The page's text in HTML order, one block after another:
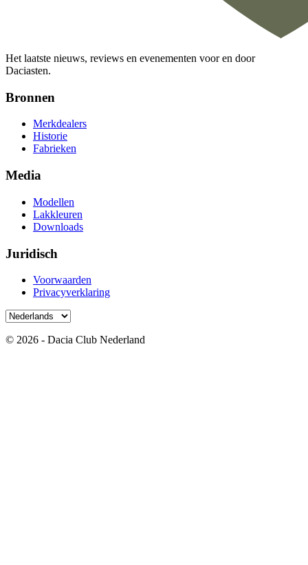
Het laatste nieuws, reviews en evenementen voor en door
Daciasten.
Bronnen
Merkdealers
Historie
Fabrieken
Media
Modellen
Lakkleuren
Downloads
Juridisch
Voorwaarden
Privacyverklaring
© 2026 - Dacia Club Nederland